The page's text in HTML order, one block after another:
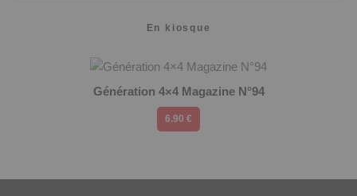
En kiosque
Génération 4×4 Magazine N°94
6.90 €